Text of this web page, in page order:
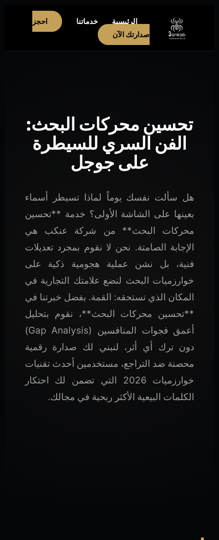
الرئيسية خدماتنا
احجز
صدارتك الآن
تحسين محركات البحث:
الفن السري للسيطرة
على جوجل
هل سألت نفسك يوماً لماذا تسيطر أسماء
بعينها على الشاشة الأولى؟ خدمة **تحسين
محركات البحث** من شركة عنكب هي
الإجابة الصامتة. نحن لا نقوم بمجرد تعديلات
فنية، بل نشن عملية هجومية ذكية على
خوارزميات البحث لنضع علامتك التجارية في
المكان الذي تستحقه: القمة. بفضل خبرتنا في
**تحسين محركات البحث**، نقوم بتحليل
أعمق فجوات المنافسين (Gap Analysis)
دون ترك أي أثر، لنبني لك صدارة رقمية
محصنة ضد التراجع، مستخدمين أحدث تقنيات
خوارزميات 2026 التي تضمن لك احتكار
الكلمات البيعية الأكثر ربحية في مجالك.